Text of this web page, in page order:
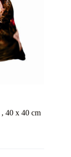
40 x 40 cm